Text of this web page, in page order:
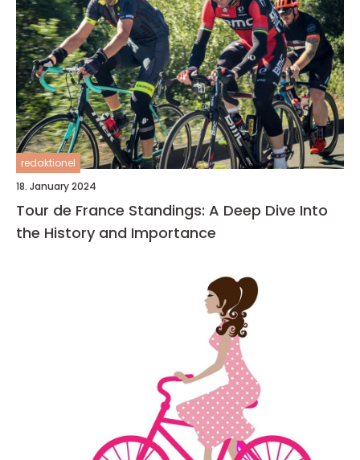
redaktionel
18. January 2024
Tour de France Standings: A Deep Dive Into
the History and Importance